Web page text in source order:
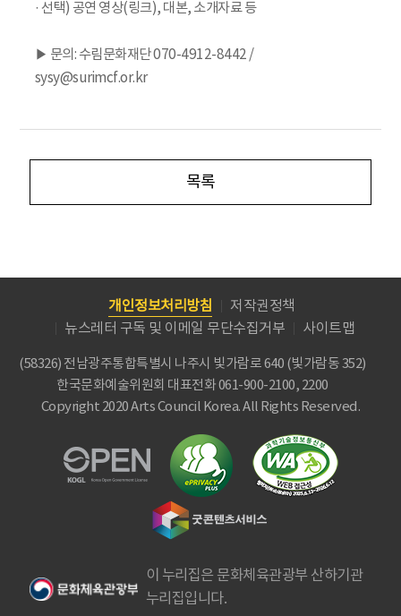
· 선택) 공연 영상(링크), 대본, 소개자료 등
▶ 문의: 수림문화재단 070-4912-8442 /
sysy@surimcf.or.kr
목록
개인정보처리방침
저작권정책
뉴스레터 구독 및 이메일 무단수집거부
사이트맵
(58326) 전남광주통합특별시 나주시 빛가람로 640 (빛가람동 352)
한국문화예술위원회 대표전화 061-900-2100, 2200
Copyright 2020 Arts Council Korea. All Rights Reserved.
이 누리집은 문화체육관광부 산하기관
누리집입니다.